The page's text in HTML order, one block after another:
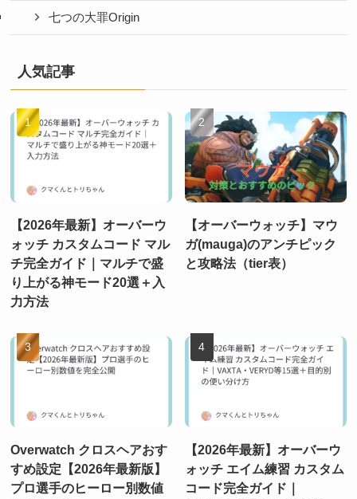
七つの大罪Origin
人気記事
【2026年最新】オーバーウ
ォッチ カスタムコード マル
チ完全ガイド｜マルチで盛
り上がる神モード20選＋入
力方法
【オーバーウォッチ】マウ
ガ(mauga)のアンチピック
と攻略法（tier表）
Overwatch クロスヘアおす
すめ設定【2026年最新版】
プロ選手のヒーロー別数値
【2026年最新】オーバーウ
ォッチ エイム練習 カスタム
コード完全ガイド｜